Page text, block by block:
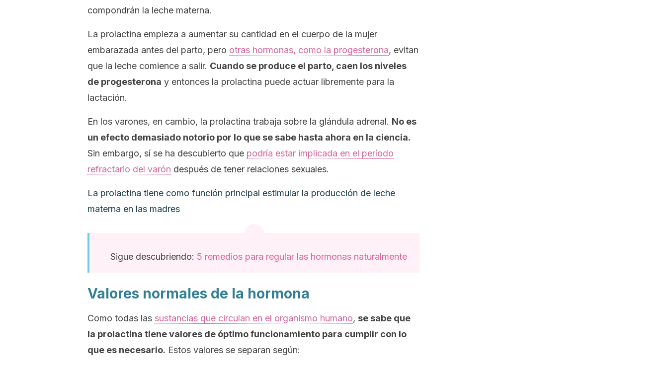
compondrán la leche materna.
La prolactina empieza a aumentar su cantidad en el cuerpo de la mujer
embarazada antes del parto, pero otras hormonas, como la progesterona, evitan
que la leche comience a salir. Cuando se produce el parto, caen los niveles
de progesterona y entonces la prolactina puede actuar libremente para la
lactación.
En los varones, en cambio, la prolactina trabaja sobre la glándula adrenal. No es
un efecto demasiado notorio por lo que se sabe hasta ahora en la ciencia.
Sin embargo, sí se ha descubierto que podría estar implicada en el período
refractario del varón después de tener relaciones sexuales.
La prolactina tiene como función principal estimular la producción de leche
materna en las madres
Sigue descubriendo: 5 remedios para regular las hormonas naturalmente
Valores normales de la hormona
Como todas las sustancias que circulan en el organismo humano, se sabe que
la prolactina tiene valores de óptimo funcionamiento para cumplir con lo
que es necesario. Estos valores se separan según: